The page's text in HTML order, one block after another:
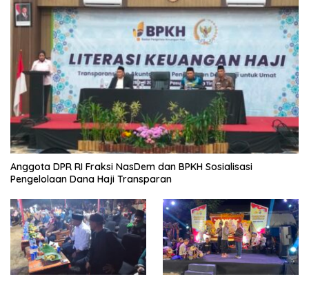
Anggota DPR RI Fraksi NasDem dan BPKH Sosialisasi
Pengelolaan Dana Haji Transparan